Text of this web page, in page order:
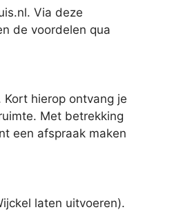
Via deze
de voordelen qua
hierop ontvang je
Met betrekking
een afspraak maken
laten uitvoeren).